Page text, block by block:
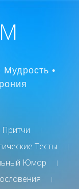
•
Притчи
Тесты
Юмор